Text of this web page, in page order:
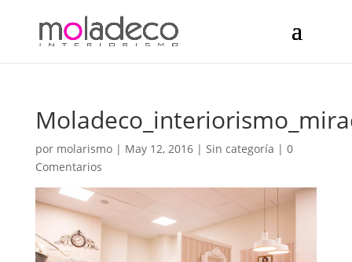
por molarismo| May 12, 2016| Sin categoría | 0
Comentarios